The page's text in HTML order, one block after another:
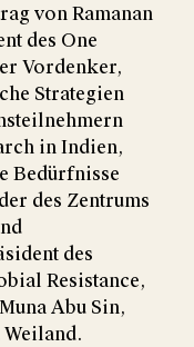
von Ramanan
des One
Vordenker,
Strategien
in Indien,
Bedürfnisse
des Zentrums
des
Resistance,
Abu Sin,